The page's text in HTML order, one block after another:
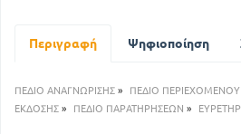
Η Ελλάδα επί της βασιλείας του
Η Ελλάδα επί της βασιλείας του
Περιγραφή Ψηφιοποίηση
ΠΕΔΙΟ ΑΝΑΓΝΩΡΙΣΗΣ » ΠΕΔΙΟ ΠΕΡΙΕΧΟΜΕΝΟΥ
ΕΚΔΟΣΗΣ » ΠΕΔΙΟ ΠΑΡΑΤΗΡΗΣΕΩΝ »